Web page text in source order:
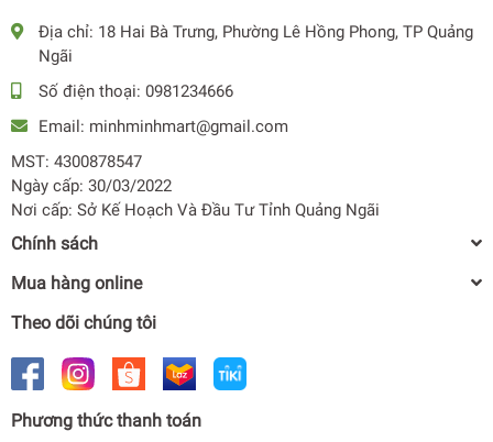
CHẾ ĐỘ EXTRA ECO - TIẾT KIỆM NĂNG LƯỢNG TỐI ƯU
lên từ 10C-20C so với nhiêt độ cài đặt.
Địa chỉ: 18 Hai Bà Trưng, Phường Lê Hồng Phong, TP Quảng
Ngãi
Số điện thoại: 0981234666
Email: minhminhmart@gmail.com
MST: 4300878547
Ngày cấp: 30/03/2022
Nơi cấp: Sở Kế Hoạch Và Đầu Tư Tỉnh Quảng Ngãi
Chính sách
Mua hàng online
Theo dõi chúng tôi
Phương thức thanh toán